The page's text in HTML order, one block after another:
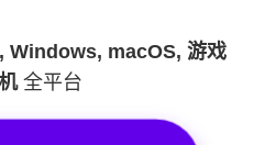
Windows, macOS, 游戏
全平台